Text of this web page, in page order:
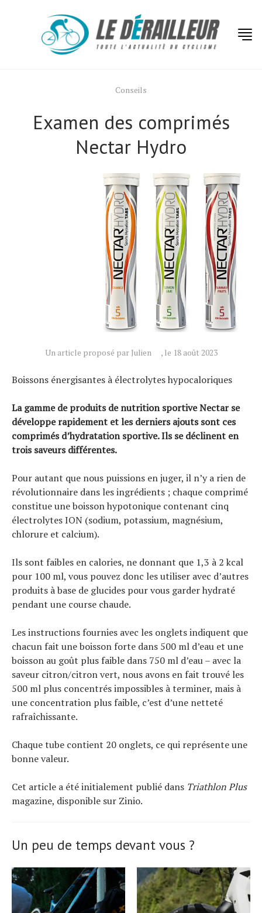
Conseils
Examen des comprimés
Nectar Hydro
Un article proposé par Julien , le 18 août 2023
Boissons énergisantes à électrolytes hypocaloriques
La gamme de produits de nutrition sportive Nectar se
développe rapidement et les derniers ajouts sont ces
comprimés d’hydratation sportive. Ils se déclinent en
trois saveurs différentes.
Pour autant que nous puissions en juger, il n’y a rien de
révolutionnaire dans les ingrédients ; chaque comprimé
constitue une boisson hypotonique contenant cinq
électrolytes ION (sodium, potassium, magnésium,
chlorure et calcium).
Ils sont faibles en calories, ne donnant que 1,3 à 2 kcal
pour 100 ml, vous pouvez donc les utiliser avec d’autres
produits à base de glucides pour vous garder hydraté
pendant une course chaude.
Les instructions fournies avec les onglets indiquent que
chacun fait une boisson forte dans 500 ml d’eau et une
boisson au goût plus faible dans 750 ml d’eau – avec la
saveur citron/citron vert, nous avons en fait trouvé les
500 ml plus concentrés impossibles à terminer, mais à
une concentration plus faible, c’est d’une netteté
rafraîchissante.
Chaque tube contient 20 onglets, ce qui représente une
bonne valeur.
Cet article a été initialement publié dans Triathlon Plus
magazine, disponible sur Zinio.
Un peu de temps devant vous ?